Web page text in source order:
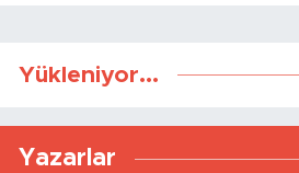
Yükleniyor...
Yazarlar